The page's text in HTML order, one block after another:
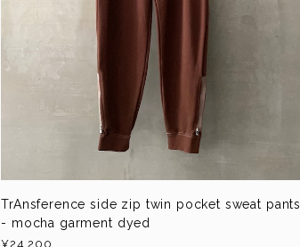
TrAnsference side zip twin pocket sweat pants
- mocha garment dyed
¥24,200